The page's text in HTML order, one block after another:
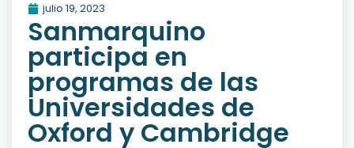
julio 19, 2023
Sanmarquino
participa en
programas de las
Universidades de
Oxford y Cambridge